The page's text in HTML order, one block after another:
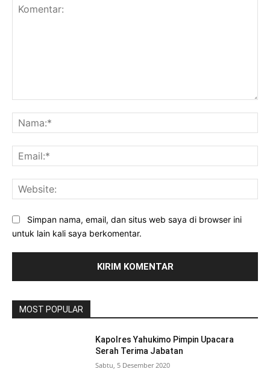
Simpan nama, email, dan situs web saya di browser ini
untuk lain kali saya berkomentar.
MOST POPULAR
Kapolres Yahukimo Pimpin Upacara
Serah Terima Jabatan
Sabtu, 5 Desember 2020